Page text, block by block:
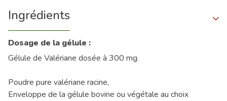
Ingrédients
Dosage de la gélule :
Gélule de Valériane dosée à 300 mg.
Poudre pure valériane racine,
Enveloppe de la gélule bovine ou végétale au choix